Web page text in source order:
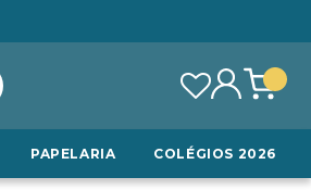
PAPELARIA COLÉGIOS 2026